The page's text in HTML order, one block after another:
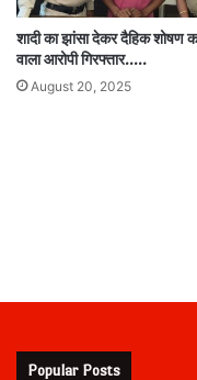
शादी का झांसा देकर दैहिक शोषण
वाला आरोपी गिरफ्तार…..
August 20, 2025
Popular Posts